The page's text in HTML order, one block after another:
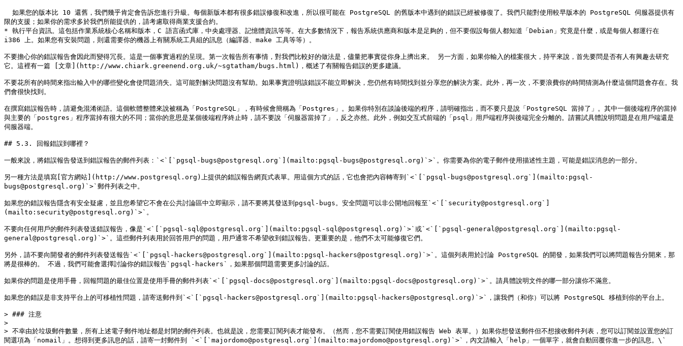
限的支援；如果你的需求多於我們所能提供的，請考慮取得商業支援合約。
* 執行平台資訊。這包括作業系統核心名稱和版本，C 語言函式庫，中央處理器、記憶體資訊等等。在大多數情況下，報告系統供應商和版本是足夠的，但不要假設每個人都知道「Debian」究竟是什麼，或是每個人都運行在
i386 上。如果您有安裝問題，則還需要你的機器上有關系統工具組的訊息（編譯器、make 工具等等）。
不要擔心你的錯誤報告會因此而變得冗長。這是一個事實過程的呈現。第一次報告所有事情，對我們比較好的做法是，儘量把事實從你身上擠出來。 另一方面，如果你輸入的檔案很大，持平來說，首先要問是否有人有興趣去研究
它。這裡有一篇 [文章](http://www.chiark.greenend.org.uk/~sgtatham/bugs.html)，概述了有關報告錯誤的更多建議。
不要花所有的時間來指出輸入中的哪些變化會使問題消失。這可能對解決問題沒有幫助。如果事實證明該錯誤不能立即解決，您仍然有時間找到並分享您的解決方案。此外，再一次，不要浪費你的時間猜測為什麼這個問題會存在。我
們會很快找到。
在撰寫錯誤報告時，請避免混淆術語。這個軟體整體來說被稱為「PostgreSQL」，有時候會簡稱為「Postgres」。如果你特別在談論後端的程序，請明確指出，而不要只是說「PostgreSQL 當掉了」。其中一個後端程序的當掉
與主要的「postgres」程序當掉有很大的不同；當你的意思是某個後端程序終止時，請不要說「伺服器當掉了」，反之亦然。此外，例如交互式前端的「psql」用戶端程序與後端完全分離的。請嘗試具體說明問題是在用戶端還是
伺服器端。
## 5.3. 回報錯誤到哪裡？
一般來說，將錯誤報告發送到錯誤報告的郵件列表：`<`[`pgsql-bugs@postgresql.org`](mailto:pgsql-bugs@postgresql.org)`>`。你需要為你的電子郵件使用描述性主題，可能是錯誤消息的一部分。
另一種方法是填寫[官方網站](http://www.postgresql.org)上提供的錯誤報告網頁式表單。用這個方式的話，它也會把內容轉寄到`<`[`pgsql-bugs@postgresql.org`](mailto:pgsql-
bugs@postgresql.org)`>`郵件列表之中。
如果您的錯誤報告隱含有安全疑慮，並且您希望它不會在公共討論區中立即顯示，請不要將其發送到pgsql-bugs。安全問題可以非公開地回報至`<`[`security@postgresql.org`]
(mailto:security@postgresql.org)`>`。
不要向任何用戶的郵件列表發送錯誤報告，像是`<`[`pgsql-sql@postgresql.org`](mailto:pgsql-sql@postgresql.org)`>`或`<`[`pgsql-general@postgresql.org`](mailto:pgsql-
general@postgresql.org)`>`。這些郵件列表用於回答用戶的問題，用戶通常不希望收到錯誤報告。更重要的是，他們不太可能修復它們。
另外，請不要向開發者的郵件列表發送報告`<`[`pgsql-hackers@postgresql.org`](mailto:pgsql-hackers@postgresql.org)`>`。這個列表用於討論 PostgreSQL 的開發，如果我們可以將問題報告分開來，那
將是很棒的。 不過，我們可能會選擇討論你的錯誤報告`pgsql-hackers`，如果那個問題需要更多討論的話。
如果你的問題是使用手冊，回報問題的最佳位置是使用手冊的郵件列表`<`[`pgsql-docs@postgresql.org`](mailto:pgsql-docs@postgresql.org)`>`。請具體說明文件的哪一部分讓你不滿意。
如果您的錯誤是非支持平台上的可移植性問題，請寄送郵件到`<`[`pgsql-hackers@postgresql.org`](mailto:pgsql-hackers@postgresql.org)`>`，讓我們（和你）可以將 PostgreSQL 移植到你的平台上。
> ### 注意
>
> 不幸由於垃圾郵件數量，所有上述電子郵件地址都是封閉的郵件列表。也就是說，您需要訂閱列表才能發布。（然而，您不需要訂閱使用錯誤報告 Web 表單。）如果你想發送郵件但不想接收郵件列表，您可以訂閱並設置您的訂
閱選項為「nomail」。想得到更多訊息的話，請寄一封郵件到 `<`[`majordomo@postgresql.org`](mailto:majordomo@postgresql.org)`>`，內文請輸入「help」一個單字，就會自動回覆你進一步的訊息。\`